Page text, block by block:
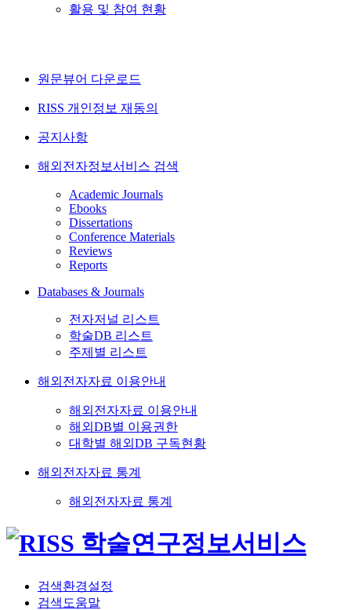
활용 및 참여 현황
원문뷰어 다운로드
RISS 개인정보 재동의
공지사항
해외전자정보서비스 검색
Academic Journals
Ebooks
Dissertations
Conference Materials
Reviews
Reports
Databases & Journals
전자저널 리스트
학술DB 리스트
주제별 리스트
해외전자자료 이용안내
해외전자자료 이용안내
해외DB별 이용권한
대학별 해외DB 구독현황
해외전자자료 통계
해외전자자료 통계
검색환경설정
검색도움말